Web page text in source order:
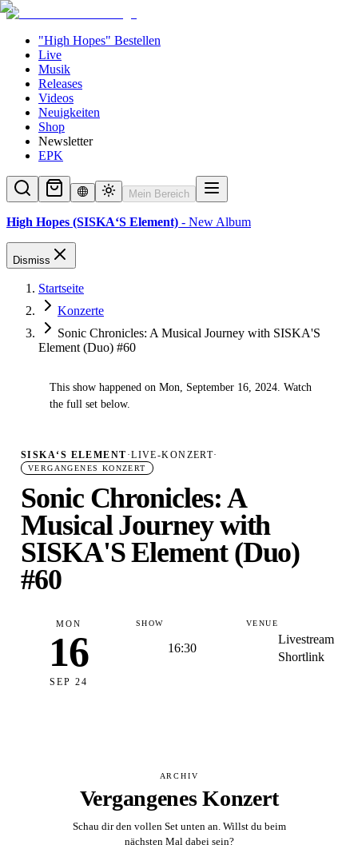
"High Hopes" Bestellen
Live
Musik
Releases
Videos
Neuigkeiten
Shop
Newsletter
EPK
Mein Bereich
High Hopes (SISKA‘S Element) - New Album
Dismiss
Startseite
Konzerte
Sonic Chronicles: A Musical Journey with SISKA'S
Element (Duo) #60
This show happened on Mon, September 16, 2024. Watch
the full set below.
SISKA‘S ELEMENT ·LIVE-KONZERT·
VERGANGENES KONZERT
Sonic Chronicles: A
Musical Journey with
SISKA'S Element (Duo)
#60
MON
16
SEP 24
SHOW
16:30
VENUE
Livestream
Shortlink
ARCHIV
Vergangenes Konzert
Schau dir den vollen Set unten an. Willst du beim
nächsten Mal dabei sein?